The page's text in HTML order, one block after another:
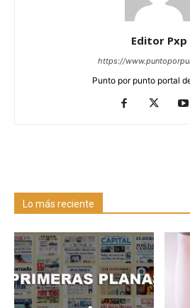
Editor Pxp
https://
Punto por punto portal
Lo más reciente